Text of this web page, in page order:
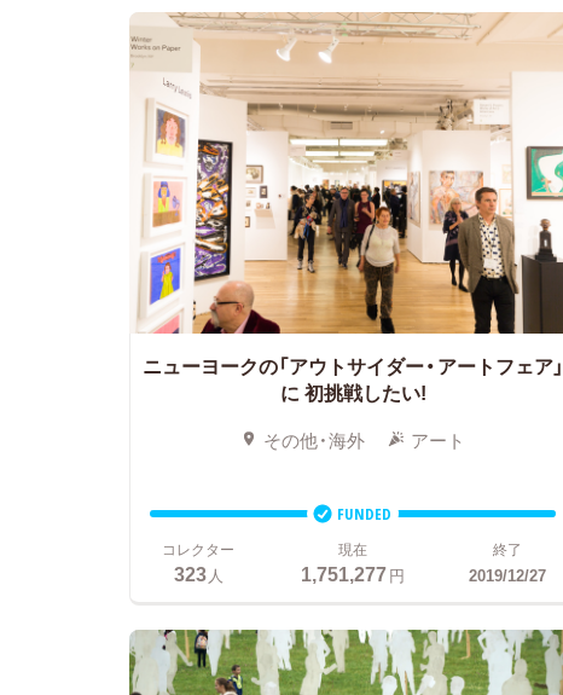
ニューヨークの「アウトサイダー・アートフェア」
に 初挑戦したい!
その他・海外 アート
FUNDED
コレクター
323人
現在
1,751,277円
終了
2019/12/27